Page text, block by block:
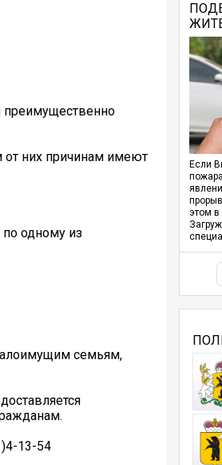
преимущественно
них причинам имеют
одному из
семьям,
13-54
Если
этом в